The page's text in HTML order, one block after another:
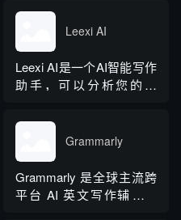
成，依托深度学习算法学
习用户创作风格，适配新
闻稿、产品文案、广告宣
传等各类营销文体。内置
十大类海量行业模板，覆
Leexi AI
Leexi AI是一个AI智能写作
助手，可以分析您的文
本的反馈和建议，帮助您
纠正语法、拼写和标点符
号错误等。
Grammarly
Grammarly 是全球主流跨
平台 AI 英文写作辅助工